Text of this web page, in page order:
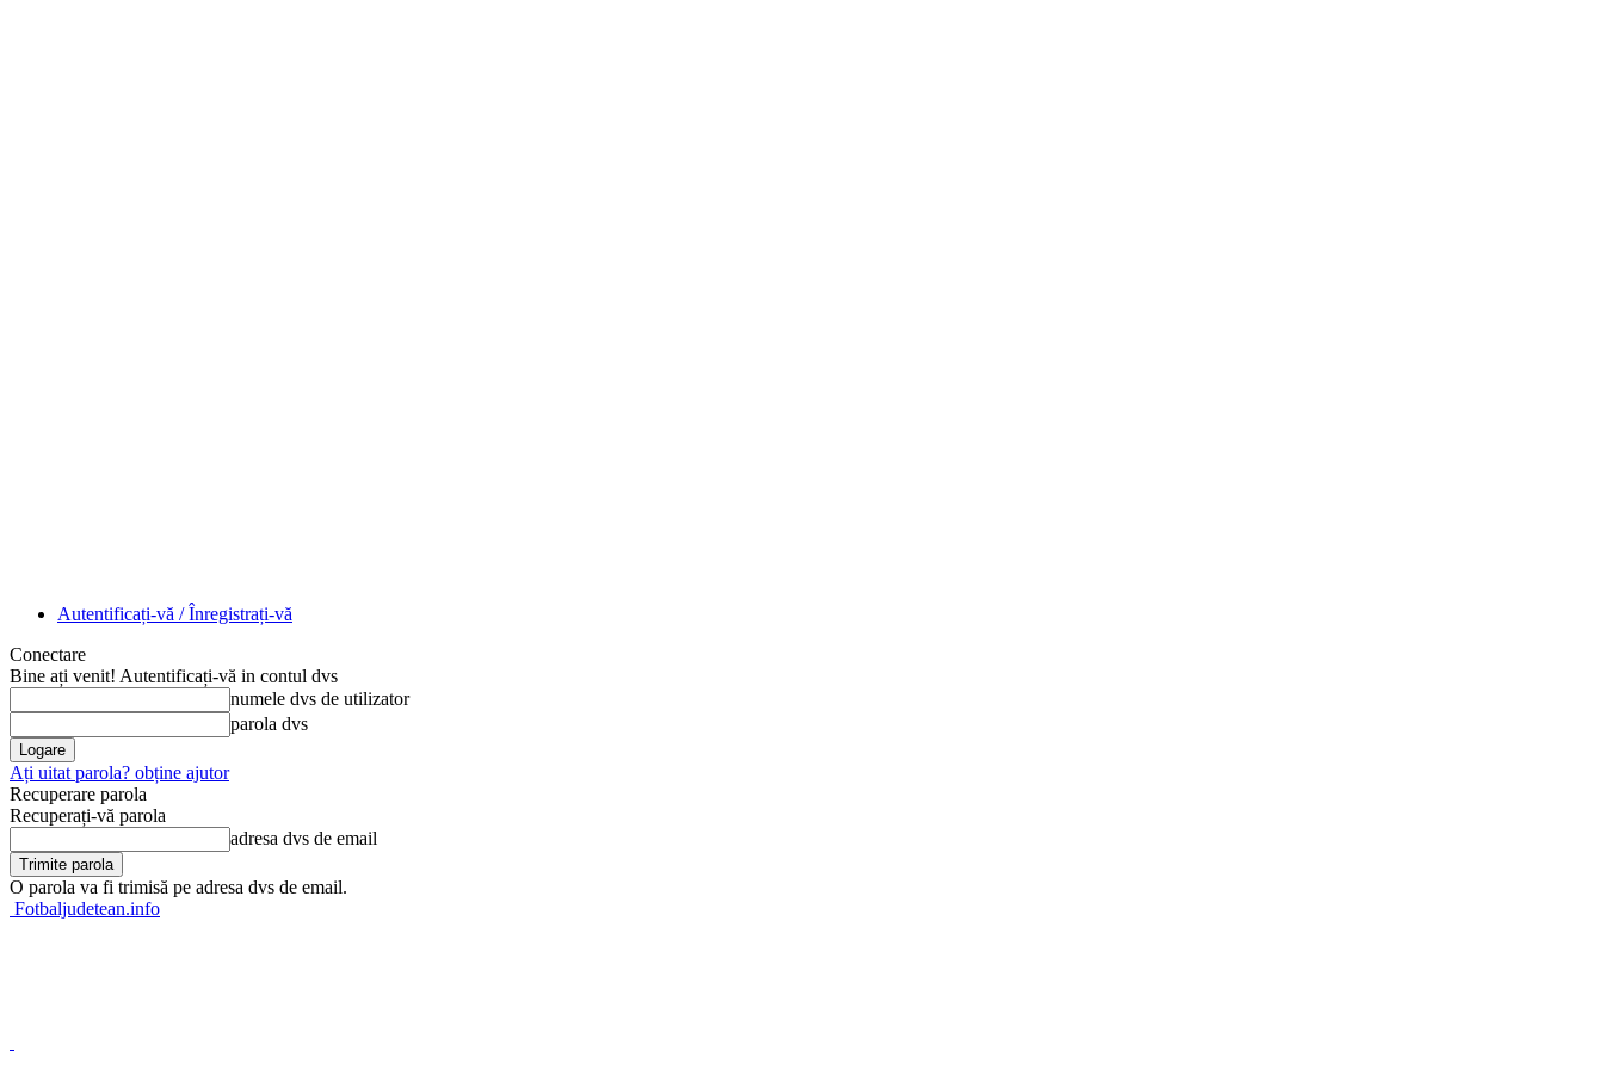
Autentificați-vă / Înregistrați-vă
Conectare
Bine ați venit! Autentificați-vă in contul dvs
numele dvs de utilizator
parola dvs
Ați uitat parola? obține ajutor
Recuperare parola
Recuperați-vă parola
adresa dvs de email
O parola va fi trimisă pe adresa dvs de email.
Fotbaljudetean.info